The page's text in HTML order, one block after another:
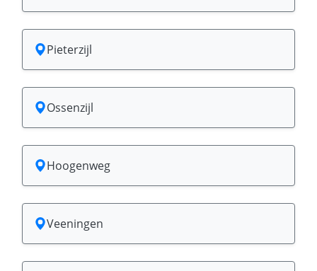
Pieterzijl
Ossenzijl
Hoogenweg
Veeningen